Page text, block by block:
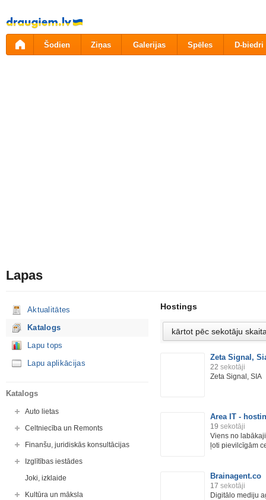
Pāriet
uz
saturu
Šodien Ziņas Galerijas Spēles D-biedri
Lapas
Aktualitātes
Katalogs
Lapu tops
Lapu aplikācijas
Katalogs
Auto lietas
Celtniecība un Remonts
Finanšu, juridiskās konsultācijas
Izglītības iestādes
Joki, izklaide
Kultūra un māksla
Hostings
Zeta Signal,
22 sekotāji
Zeta Signal, SIA
Area IT -
19 sekotāji
Viens no
ļoti pievilcīgām
Brainagent.co
17 sekotāji
Digitālo mediju